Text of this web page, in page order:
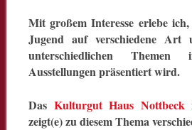
Mit großem Interesse erlebe
Jugend auf verschiedene
unterschiedlichen
Ausstellungen präsentiert wird.
Das Kulturgut Haus Nottbeck
zeigt(e) zu diesem Thema